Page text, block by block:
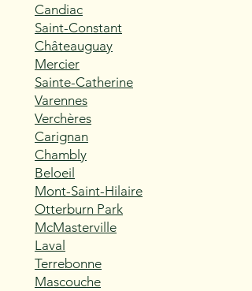
Candiac
Saint-Constant
Châteauguay
Mercier
Sainte-Catherine
Varennes
Verchères
Carignan
Chambly
Beloeil
Mont-Saint-Hilaire
Otterburn Park
McMasterville
Laval
Terrebonne
Mascouche